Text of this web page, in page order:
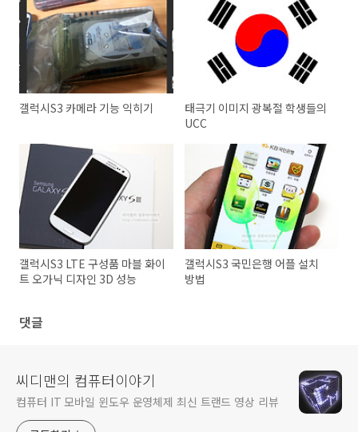
갤럭시S3 카메라 기능 익히기
태극기 이미지 광복절 학생들의
UCC
갤럭시S3 LTE 구성품 마블 화이
트 오가닉 디자인 3D 성능
갤럭시S3 국민은행 어플 설치
방법
댓글
씨디맨의 컴퓨터이야기
컴퓨터 IT 모바일 윈도우 운영체제 최신 트랜드 영상 리뷰